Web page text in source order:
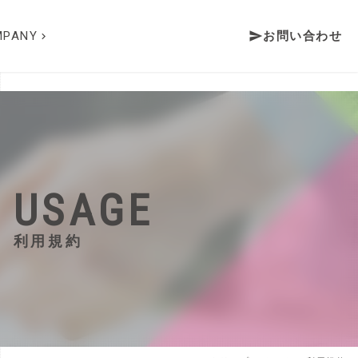
keyboard_arrow_right sendお問い合わせ
USAGE
利用規約